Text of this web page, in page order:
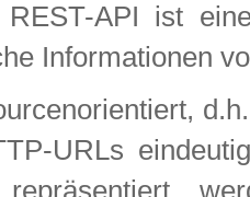
REST-API ist
Informationen
URLs
repräsentiert